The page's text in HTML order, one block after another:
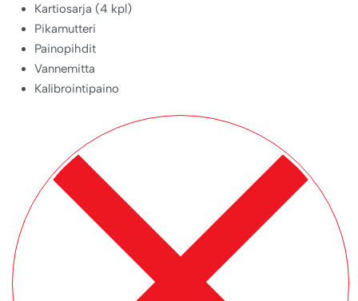
Kartiosarja (4 kpl)
Pikamutteri
Painopihdit
Vannemitta
Kalibrointipaino